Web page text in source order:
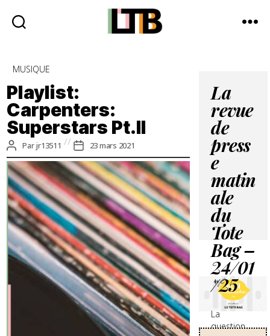
quotidienne
Catégories
MUSIQUE
Playlist:
Carpenters:
Superstars Pt.II
Auteur
de
l’article
Parjr13511
Date
de
l’article
23 mars 2021
La
revue
de
press
e
matin
ale
du
Tote
Bag –
24/01
/25
La
question